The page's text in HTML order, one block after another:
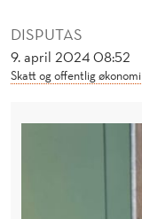
E
N
DISPUTAS
9. april 2024 08:52
Skatt og offentlig økonomi